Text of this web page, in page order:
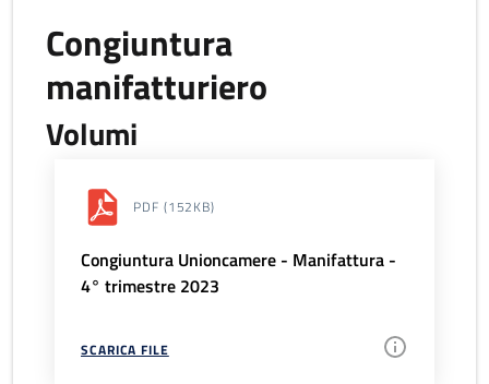
Congiuntura
manifatturiero
Volumi
PDF (152KB)
Congiuntura Unioncamere - Manifattura -
4° trimestre 2023
SCARICA FILE